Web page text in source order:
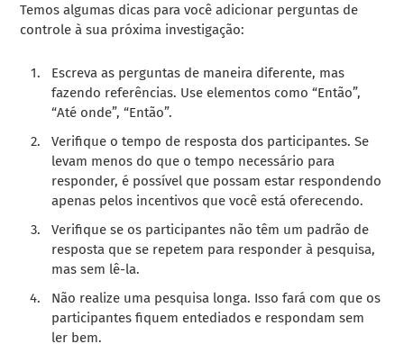
Temos algumas dicas para você adicionar perguntas de
controle à sua próxima investigação:
Escreva as perguntas de maneira diferente, mas
fazendo referências. Use elementos como “Então”,
“Até onde”, “Então”.
Verifique o tempo de resposta dos participantes. Se
levam menos do que o tempo necessário para
responder, é possível que possam estar respondendo
apenas pelos incentivos que você está oferecendo.
Verifique se os participantes não têm um padrão de
resposta que se repetem para responder à pesquisa,
mas sem lê-la.
Não realize uma pesquisa longa. Isso fará com que os
participantes fiquem entediados e respondam sem
ler bem.